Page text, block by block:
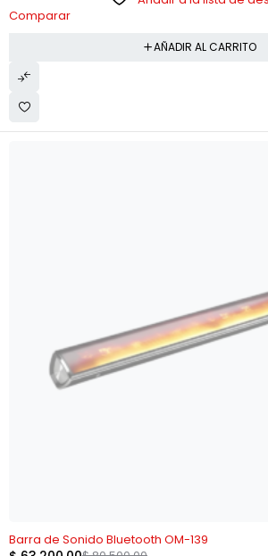
Comparar
AÑADIR AL CARRITO
Barra de Sonido Bluetooth OM-139